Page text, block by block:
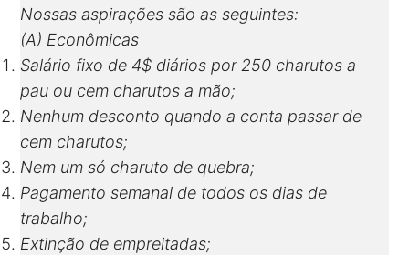
Nossas aspirações são as seguintes:
(A) Econômicas
Salário fixo de 4$ diários por 250 charutos a
pau ou cem charutos a mão;
Nenhum desconto quando a conta passar de
cem charutos;
Nem um só charuto de quebra;
Pagamento semanal de todos os dias de
trabalho;
Extinção de empreitadas;